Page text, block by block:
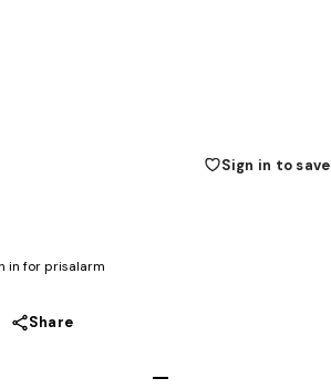
Sign in to save
in for prisalarm
Share
—